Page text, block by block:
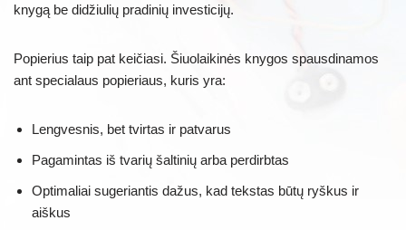
knygą be didžiulių pradinių investicijų.
Popierius taip pat keičiasi. Šiuolaikinės knygos spausdinamos
ant specialaus popieriaus, kuris yra:
Lengvesnis, bet tvirtas ir patvarus
Pagamintas iš tvarių šaltinių arba perdirbtas
Optimaliai sugeriantis dažus, kad tekstas būtų ryškus ir
aiškus